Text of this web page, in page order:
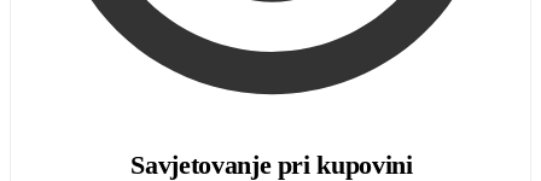
Savjetovanje pri kupovini